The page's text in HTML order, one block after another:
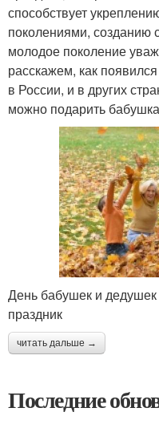
способствует
поколениями, созданию
молодое поколение
расскажем, как
в России, и в других
можно подарить
День бабушек и
праздник
читать дальше →
Последние